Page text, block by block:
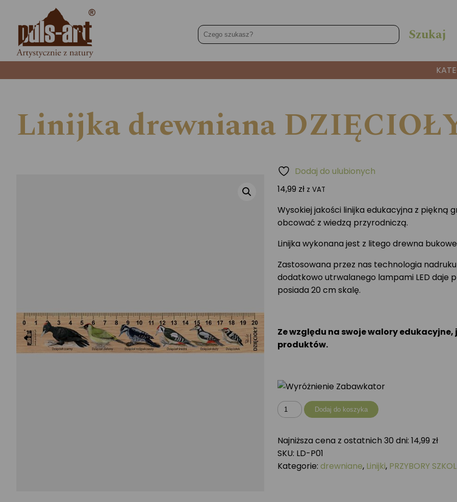
Linijka drewniana
14,99 zł z VAT
Wysokiej jakości linijka edukacyjna z piękną
obcować z wiedzą przyrodniczą.
Linijka wykonana jest z litego drewna
Zastosowana przez nas technologia
dodatkowo utrwalanego lampami LED daje
posiada 20 cm skalę.
Ze względu na swoje walory
produktów.
ilość
Linijka
DZIĘCIOŁY
Dodaj do koszyka
Dodaj do ulubionych
Najniższa cena z ostatnich 30 dni: 14,99 zł
SKU: LD-P01
Kategorie: drewniane, Linijki, PRZYBORY